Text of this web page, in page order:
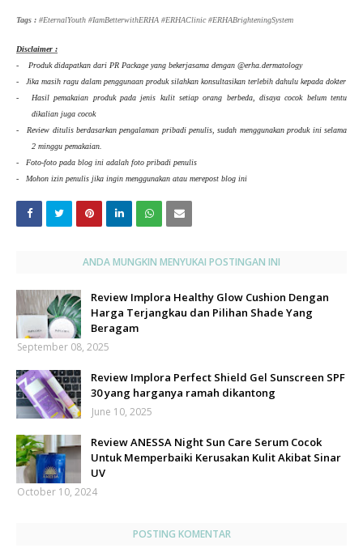
Tags : #EternalYouth #IamBetterwithERHA #ERHAClinic #ERHABrighteningSystem
Disclaimer :
-
Produk didapatkan dari PR Package yang bekerjasama dengan @erha.dermatology
-
Jika masih ragu dalam penggunaan produk silahkan konsultasikan terlebih dahulu kepada dokter
-
Hasil pemakaian produk pada jenis kulit setiap orang berbeda, disaya cocok belum tentu
dikalian juga cocok
-
Review ditulis berdasarkan pengalaman pribadi penulis, sudah menggunakan produk ini selama
2 minggu pemakaian.
-
Foto-foto pada blog ini adalah foto pribadi penulis
-
Mohon izin penulis jika ingin menggunakan atau merepost blog ini
ANDA MUNGKIN MENYUKAI POSTINGAN INI
Review Implora Healthy Glow Cushion Dengan
Harga Terjangkau dan Pilihan Shade Yang
Beragam
September 08, 2025
Review Implora Perfect Shield Gel Sunscreen SPF
30 yang harganya ramah dikantong
June 10, 2025
Review ANESSA Night Sun Care Serum Cocok
Untuk Memperbaiki Kerusakan Kulit Akibat Sinar
UV
October 10, 2024
POSTING KOMENTAR